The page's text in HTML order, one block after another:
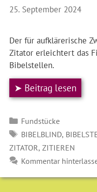
25. September 2024
Der für aufklärerische
Zitator erleichtert das
Bibelstellen.
➤ Beitrag lesen
Kategorien
Fundstücke
SCHLAGWÖRTER
BIBELBLIND,
ZITATOR,ZITIEREN
Kommentar